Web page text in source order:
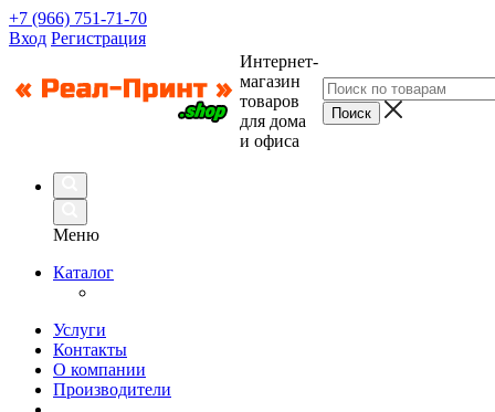
+7 (966) 751-71-70
Вход Регистрация
Интернет-
магазин
товаров
для дома
и офиса
Меню
Каталог
Услуги
Контакты
О компании
Производители